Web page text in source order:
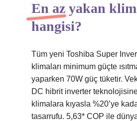
En az yakan
hangisi?
Tüm yeni Toshiba Super
klimaları minimum güçte
yaparken 70W güç tüketir.
DC hibrit inverter
klimalara kıyasla %20’ye
tasarrufu. 5,63* COP ile